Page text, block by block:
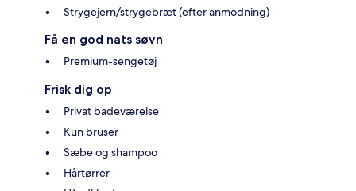
Strygejern/strygebræt (efter anmodning)
Få en god nats søvn
Premium-sengetøj
Frisk dig op
Privat badeværelse
Kun bruser
Sæbe og shampoo
Hårtørrer